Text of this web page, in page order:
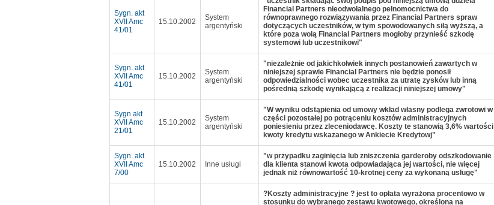
Sygn. akt
XVII Amc
41/01
15.10.2002
System
argentyński
Financial Partners nieodwołalnego pełnomocnictwa do
równoprawnego rozwiązywania przez Financial Partners spraw
dotyczących uczestników, w tym spowodowanych siłą wyższą, a
które poza wolą Financial Partners mogłoby przynieść szkodę
systemowi lub uczestnikowi"
Sygn. akt
XVII Amc
41/01
15.10.2002
System
argentyński
"niezależnie od jakichkolwiek innych postanowień zawartych w
niniejszej sprawie Financial Partners nie będzie ponosił
odpowiedzialności wobec uczestnika za utratę zysków lub inną
pośrednią szkodę wynikającą z realizacji niniejszej umowy"
Sygn akt
XVII Amc
21/01
15.10.2002
System
argentyński
"W wyniku odstąpienia od umowy wkład własny podlega zwrotowi w
części pozostałej po potrąceniu kosztów administracyjnych
poniesieniu przez zleceniodawcę. Koszty te stanowią 3,6% wartości
kwoty kredytu wskazanego w Ankiecie Kredytowj"
Sygn. akt
XVII Amc
7/00
15.10.2002 Inne usługi
"w przypadku zaginięcia lub zniszczenia garderoby odszkodowanie
dla klienta stanowi kwota odpowiadająca jej wartości, nie więcej
jednak niż równowartość 10-krotnej ceny za wykonaną usługę"
?Koszty administracyjne ? jest to opłata wyrażona procentowo w
stosunku do wybranego zestawu kwotowego, określona na